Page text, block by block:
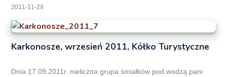
…
2011-11-29
Karkonosze, wrzesień 2011, Kółko Turystyczne
Dnia 17.09.2011r. nieliczna grupa śmiałków pod wodzą pani